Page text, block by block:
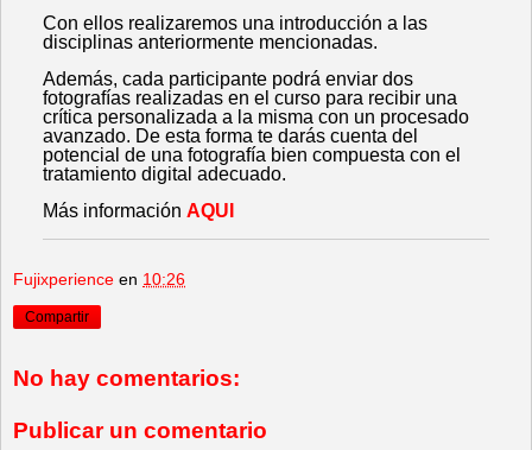
Con ellos realizaremos una introducción a las
disciplinas anteriormente mencionadas.
Además, cada participante podrá enviar dos
fotografías realizadas en el curso para recibir una
crítica personalizada a la misma con un procesado
avanzado. De esta forma te darás cuenta del
potencial de una fotografía bien compuesta con el
tratamiento digital adecuado.
Más información AQUI
Fujixperience en 10:26
Compartir
No hay comentarios:
Publicar un comentario